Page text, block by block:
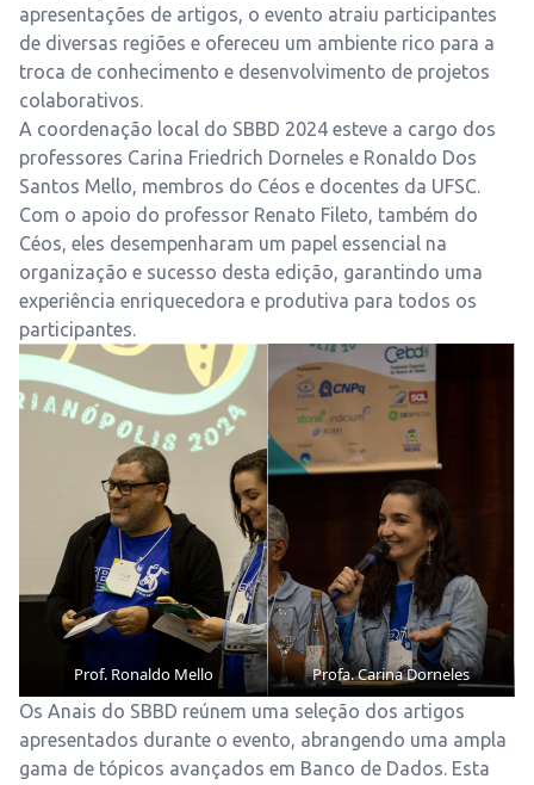
apresentações de artigos, o evento atraiu participantes
de diversas regiões e ofereceu um ambiente rico para a
troca de conhecimento e desenvolvimento de projetos
colaborativos.
A coordenação local do SBBD 2024 esteve a cargo dos
professores Carina Friedrich Dorneles e Ronaldo Dos
Santos Mello, membros do Céos e docentes da UFSC.
Com o apoio do professor Renato Fileto, também do
Céos, eles desempenharam um papel essencial na
organização e sucesso desta edição, garantindo uma
experiência enriquecedora e produtiva para todos os
participantes.
Prof. Ronaldo Mello
Profa. Carina Dorneles
Os Anais do SBBD reúnem uma seleção dos artigos
apresentados durante o evento, abrangendo uma ampla
gama de tópicos avançados em Banco de Dados. Esta